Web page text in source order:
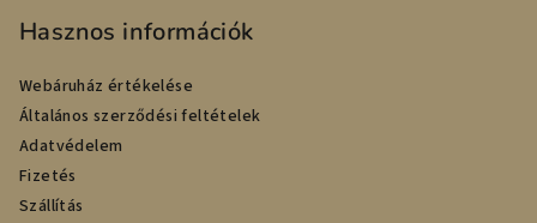
Hasznos információk
Webáruház értékelése
Általános szerződési feltételek
Adatvédelem
Fizetés
Szállítás